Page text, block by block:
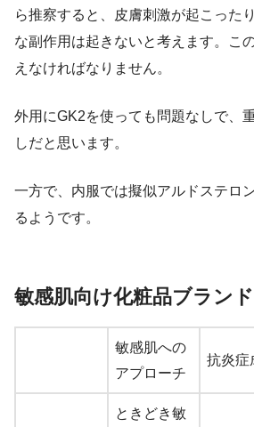
ら推察すると、皮膚刺激が起こった
な副作用は起きないと考えます。こ
えなければなりません。
外用にGK2を使っても問題なしで、
しだと思います。
一方で、内服では擬似アルドステロ
るようです。
敏感肌向け化粧品ブラン
敏感肌への
アプローチ
抗炎症
ときどき敏